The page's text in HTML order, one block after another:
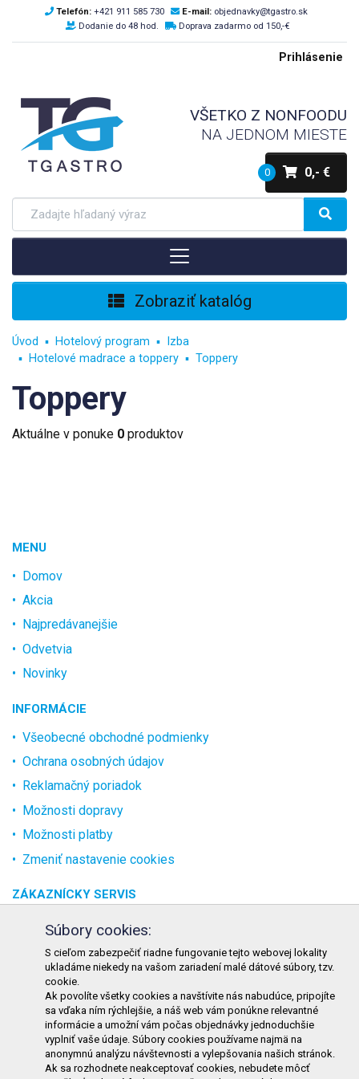
Telefón: +421 911 585 730 E-mail: objednavky@tgastro.sk
Dodanie do 48 hod.
Doprava zadarmo od 150,-€
Prihlásenie
VŠETKO Z NONFOODU
NA JEDNOM MIESTE
0 0,- €
Zobraziť katalóg
Úvod Hotelový program
Izba
Hotelové madrace a toppery
Toppery
Toppery
Aktuálne v ponuke 0 produktov
MENU
Domov
Akcia
Najpredávanejšie
Odvetvia
Novinky
INFORMÁCIE
Všeobecné obchodné podmienky
Ochrana osobných údajov
Reklamačný poriadok
Možnosti dopravy
Možnosti platby
Zmeniť nastavenie cookies
ZÁKAZNÍCKY SERVIS
O spoločnosti
Kontakt
Odstúpenie od zmluvy online
KONTAKT
TURON GASTRO s.r.o.
Starohorského 4328/3
031 01 Liptovský Mikuláš
Súbory cookies:
S cieľom zabezpečiť riadne fungovanie tejto webovej lokality
ukladáme niekedy na vašom zariadení malé dátové súbory, tzv.
cookie.
Ak povolíte všetky cookies a navštívite nás nabudúce, pripojíte
sa vďaka ním rýchlejšie, a náš web vám ponúkne relevantné
informácie a umožní vám počas objednávky jednoduchšie
vyplniť vaše údaje. Súbory cookies používame najmä na
anonymnú analýzu návštevnosti a vylepšovania našich stránok.
Ak sa rozhodnete neakceptovať cookies, nebudete môcť